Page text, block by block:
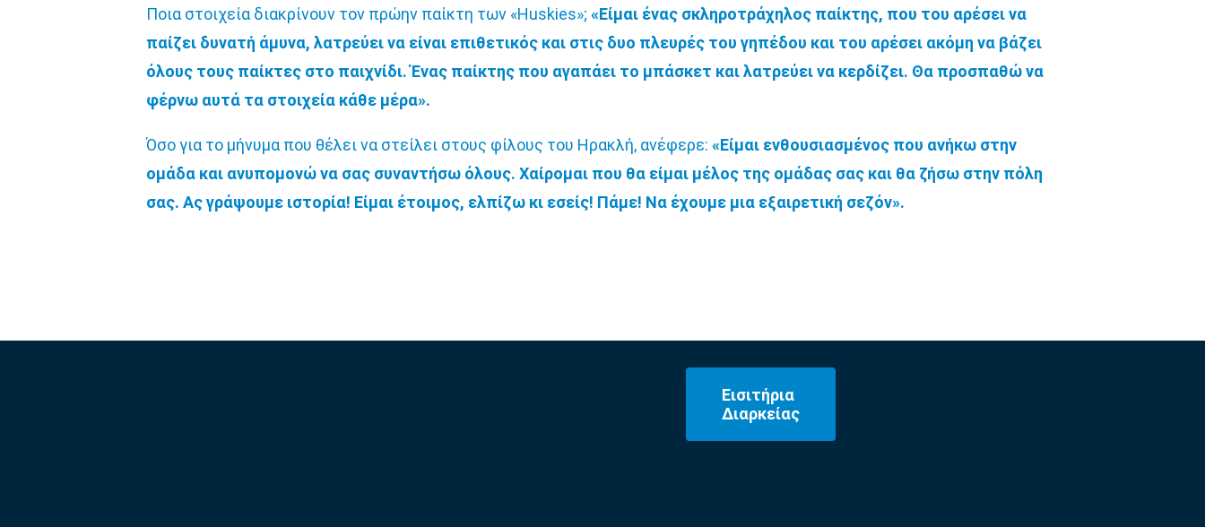
Ποια στοιχεία διακρίνουν τον πρώην παίκτη των «Huskies»;«Είμαι ένας σκληροτράχηλος παίκτης, που του αρέσει να
παίζει δυνατή άμυνα, λατρεύει να είναι επιθετικός και στις δυο πλευρές του γηπέδου και του αρέσει ακόμη να βάζει
όλους τους παίκτες στο παιχνίδι. Ένας παίκτης που αγαπάει το μπάσκετ και λατρεύει να κερδίζει. Θα προσπαθώ να
φέρνω αυτά τα στοιχεία κάθε μέρα».
Όσο για το μήνυμα που θέλει να στείλει στους φίλους του Ηρακλή, ανέφερε:«Είμαι ενθουσιασμένος που ανήκω στην
ομάδα και ανυπομονώ να σας συναντήσω όλους. Χαίρομαι που θα είμαι μέλος της ομάδας σας και θα ζήσω στην πόλη
σας. Ας γράψουμε ιστορία! Είμαι έτοιμος, ελπίζω κι εσείς! Πάμε! Να έχουμε μια εξαιρετική σεζόν».
Εισιτήρια
Διαρκείας